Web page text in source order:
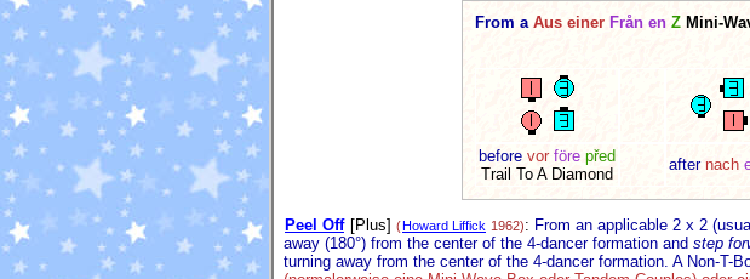
From a Aus einer Från en ZMini-
before vor före před
Trail To A Diamond
after nach
Peel Off [Plus] (Howard Liffick 1962): From an applicable 2 x 2
away (180°) from the center of the 4-dancer formation and step
turning away from the center of the 4-dancer formation. A Non-T-